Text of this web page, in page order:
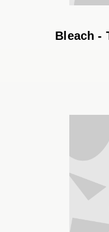
Bleach -